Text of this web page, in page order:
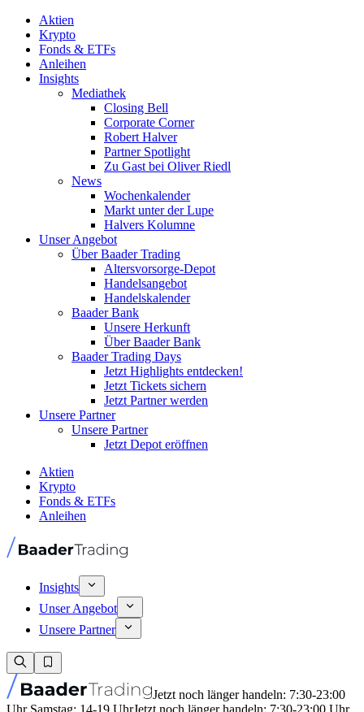
Aktien
Krypto
Fonds & ETFs
Anleihen
Insights
Mediathek
Closing Bell
Corporate Corner
Robert Halver
Partner Spotlight
Zu Gast bei Oliver Riedl
News
Wochenkalender
Markt unter der Lupe
Halvers Kolumne
Unser Angebot
Über Baader Trading
Altersvorsorge-Depot
Handelsangebot
Handelskalender
Baader Bank
Unsere Herkunft
Über Baader Bank
Baader Trading Days
Jetzt Highlights entdecken!
Jetzt Tickets sichern
Jetzt Partner werden
Unsere Partner
Unsere Partner
Jetzt Depot eröffnen
Aktien
Krypto
Fonds & ETFs
Anleihen
Insights
Unser Angebot
Unsere Partner
Jetzt noch länger handeln: 7:30-23:00